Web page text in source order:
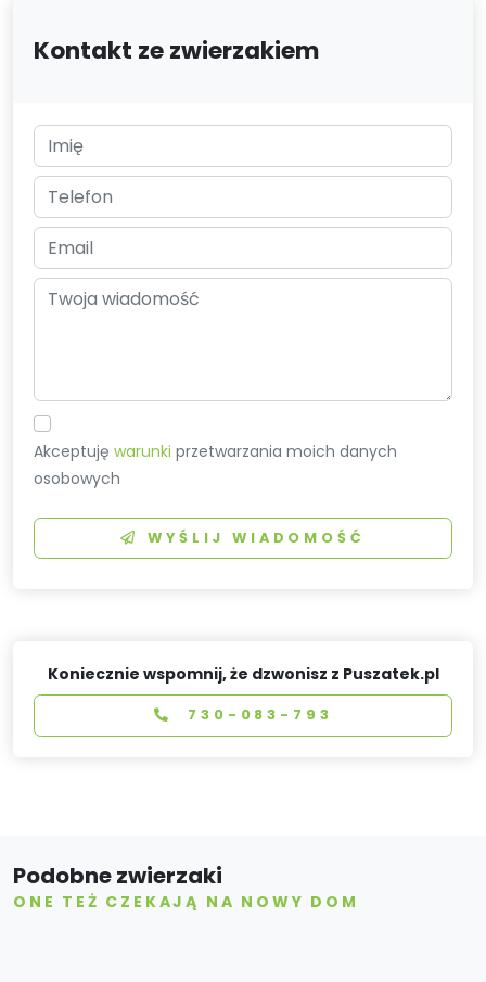
Kontakt ze zwierzakiem
Akceptujęwarunki przetwarzania moich danych
osobowych
WYŚLIJ WIADOMOŚĆ
Koniecznie wspomnij, że dzwonisz z Puszatek.pl
730-083-793
Podobne zwierzaki
ONE TEŻ CZEKAJĄ NA NOWY DOM